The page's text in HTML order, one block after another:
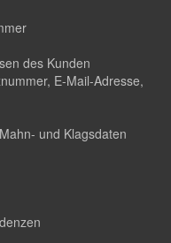
des Kunden
E-Mail-Adresse,
und Klagsdaten